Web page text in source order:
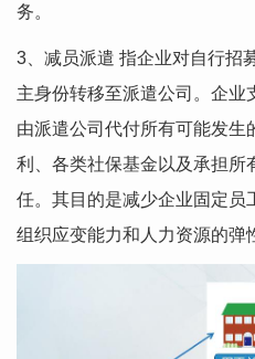
务。
3、减员派遣 指企业对自行招
主身份转移至派遣公司。企业
由派遣公司代付所有可能发
利、各类社保基金以及承担所
任。其目的是减少企业固定员
组织应变能力和人力资源的弹